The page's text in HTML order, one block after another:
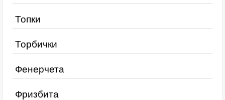
Топки
Торбички
Фенерчета
Фризбита